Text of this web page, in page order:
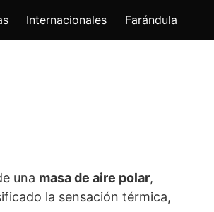
Internacionales Farándula
una masa de aire polar,
la sensación térmica,